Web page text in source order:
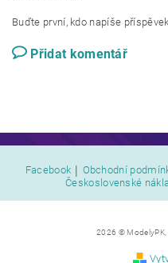
Buďte první, kdo napíše
Přidat komentář
Facebook | Obchodní
Československé
2026 © ModelyPK,